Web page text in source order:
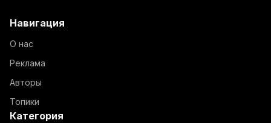
Навигация
О нас
Реклама
Авторы
Топики
Категория